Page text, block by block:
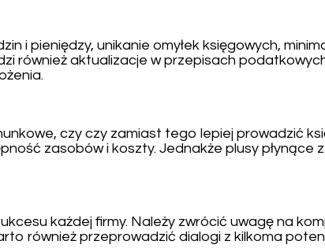
i pieniędzy, unikanie omyłek księgowych,
również aktualizacje w przepisach
czy czy zamiast tego lepiej prowadzić
zasobów i koszty. Jednakże plusy płynące
każdej firmy. Należy zwrócić uwagę na
również przeprowadzić dialogi z kilkoma